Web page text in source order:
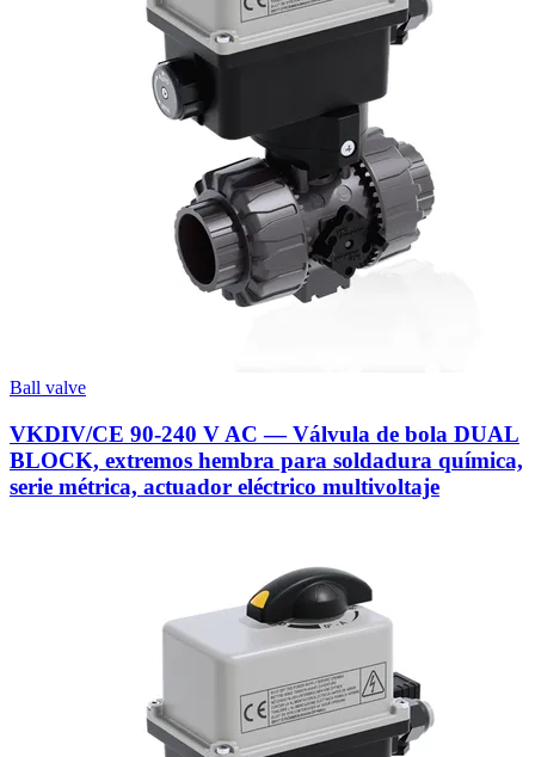
Ball valve
VKDIV/CE 90-240 V AC — Válvula de bola DUAL
BLOCK, extremos hembra para soldadura química,
serie métrica, actuador eléctrico multivoltaje